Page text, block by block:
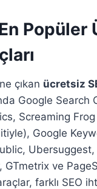
Popüler
çıkan ücretsiz
Google Search
Screaming
Google
GTmetrix ve
farklı SEO